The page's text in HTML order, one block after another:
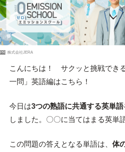
PR 株式会社JERA
こんにちは！ サクッと挑戦でき
一問」英語編はこちら！
今日は3つの熟語に共通する英単
しました。〇〇に当てはまる英単
この問題の答えとなる単語は、 体